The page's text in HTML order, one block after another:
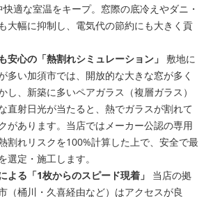
適な室温をキープ。窓際の底冷えやダニ・
大幅に抑制し、電気代の節約にも大きく貢
安心の「熱割れシミュレーション」
敷地に
多い加須市では、開放的な大きな窓が多く
し、新築に多いペアガラス（複層ガラス）
直射日光が当たると、熱でガラスが割れて
があります。当店ではメーカー公認の専用
割れリスクを100%計算した上で、安全で最
選定・施工します。
よる「1枚からのスピード現着」
当店の拠
（桶川・久喜経由など）はアクセスが良